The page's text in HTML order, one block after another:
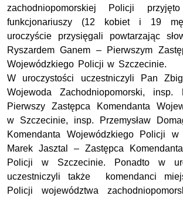
zachodniopomorskiej Policji
funkcjonariuszy (12 kobiet i 19
uroczyście przysięgali powtarzając
Ryszardem Ganem – Pierwszym
Wojewódzkiego Policji w Szczecinie.
W uroczystości uczestniczyli Pan
Wojewoda Zachodniopomorski,
Pierwszy Zastępca Komendanta
w Szczecinie, insp. Przemysław
Komendanta Wojewódzkiego Policji
Marek Jasztal – Zastępca
Policji w Szczecinie. Ponadto w
uczestniczyli także komendanci
Policji województwa